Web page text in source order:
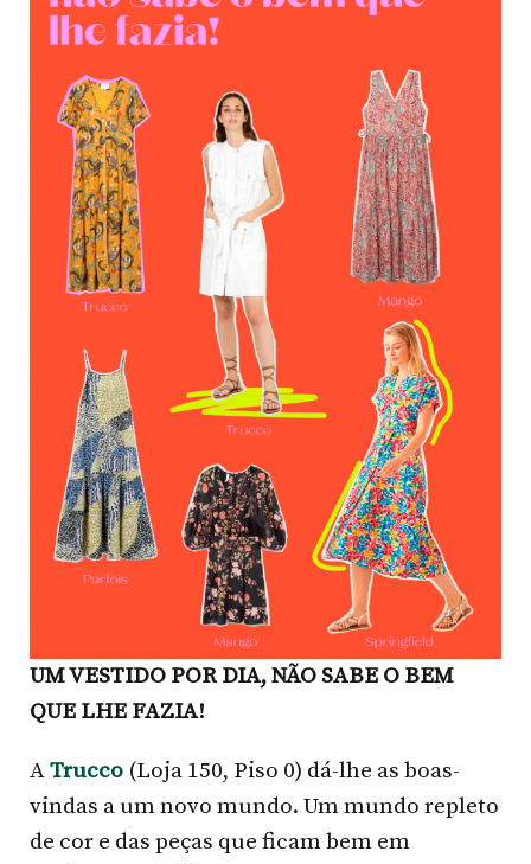
UM VESTIDO POR DIA, NÃO SABE O BEM
QUE LHE FAZIA!
ATrucco (Loja 150, Piso 0) dá-lhe as boas-
vindas a um novo mundo. Um mundo repleto
de cor e das peças que ficam bem em